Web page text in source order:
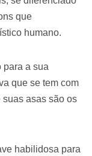
que
humano.
para a sua
que se tem com
asas são os
habilidosa para